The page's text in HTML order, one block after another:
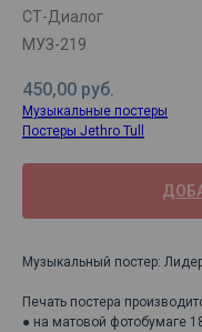
СТ-Диалог
МУЗ-219
450,00 руб.
Музыкальные постеры
Постеры Jethro Tull
Музыкальный постер:
Печать постера
● на матовой фотобумаге